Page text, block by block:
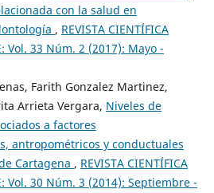
con la salud en
, REVISTA CIENTÍFICA
Vol. 33 Núm. 2 (2017): Mayo -
Farith Gonzalez Martinez,
Arrieta Vergara, Niveles de
a factores
antropométricos y conductuales
Cartagena , REVISTA CIENTÍFICA
Vol. 30 Núm. 3 (2014): Septiembre -